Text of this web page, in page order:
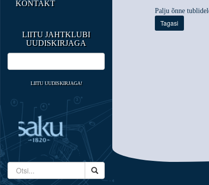
KONTAKT
LIITU JAHTKLUBI
UUDISKIRJAGA
LIITU UUDISKIRJAGA!
Palju õnne
Tagasi